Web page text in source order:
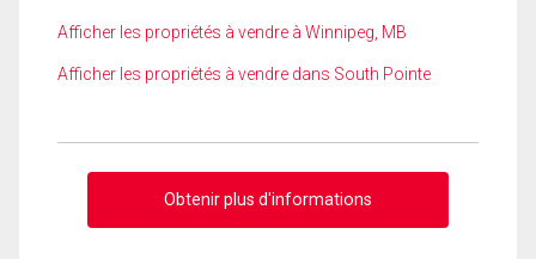
Afficher les propriétés à vendre à Winnipeg, MB
Afficher les propriétés à vendre dans South Pointe
Obtenir plus d'informations